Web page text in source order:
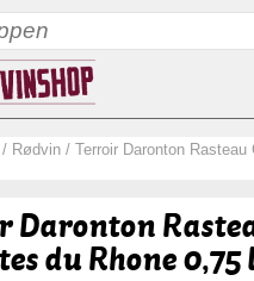
/ Rødvin / Terroir Daronton
Daronton
du Rhone 0,75